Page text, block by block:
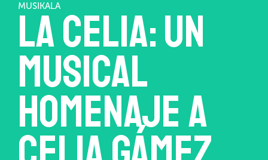
MUSIKALA
La Celia: Un
musical
homenaje a